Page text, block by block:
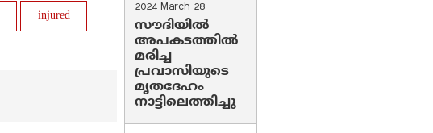
injured
2024 March 28
സൗദിയില്‍
അപകടത്തില്‍
മരിച്ച
പ്രവാസിയുടെ
മൃതദേഹം
നാട്ടിലെത്തിച്ചു